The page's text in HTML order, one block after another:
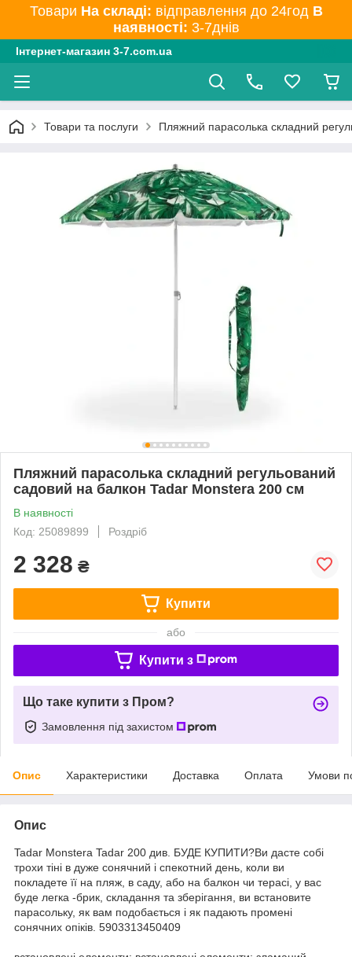
Товари На складі: відправлення до 24год В
наявності: 3-7днів
Інтернет-магазин 3-7.com.ua
Товари та послуги Пляжний парасолька складний
Пляжний парасолька складний регульований
садовий на балкон Tadar Monstera 200 см
В наявності
Код: 25089899
Роздріб
2 328 ₴
Купити
або
Купити з
Що таке купити з Пром?
Замовлення під захистом
Опис Характеристики Доставка Оплата Умови
Опис
Tadar Monstera Tadar 200 див. БУДЕ КУПИТИ?Ви дасте собі
трохи тіні в дуже сонячний і спекотний день, коли ви
покладете її на пляж, в саду, або на балкон чи терасі, у вас
буде легка -брик, складання та зберігання, ви встановите
парасольку, як вам подобається і як падають промені
сонячних опіків. 5903313450409